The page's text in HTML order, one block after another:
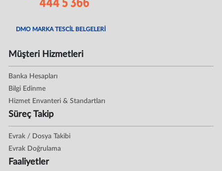
DMO MARKA TESCİL BELGELERİ
Müşteri Hizmetleri
Banka Hesapları
Bilgi Edinme
Hizmet Envanteri & Standartları
Süreç Takip
Evrak / Dosya Takibi
Evrak Doğrulama
Faaliyetler